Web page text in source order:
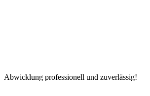
Abwicklung professionell und zuverlässig!